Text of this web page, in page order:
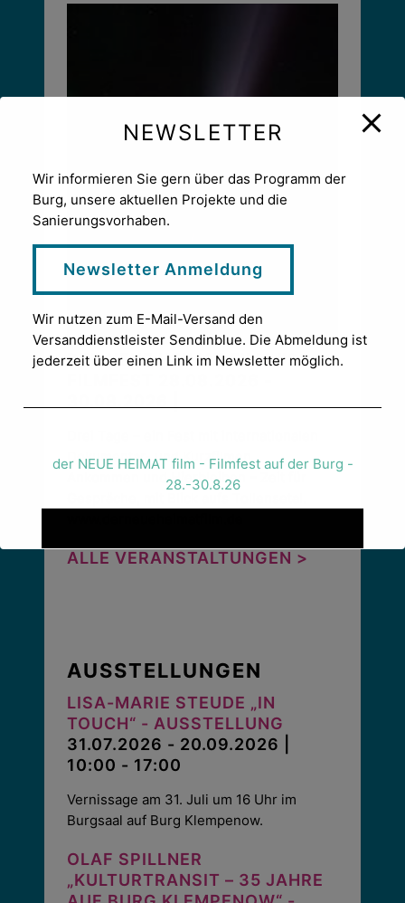
DER NEUE HEIMAT FILM #22
Dokumentar- und Kurzfilmen
Ankommen und Hierbleiben – Zeit für
ALLE VERANSTALTUNGEN >
AUSSTELLUNGEN
LISA-MARIE STEUDE „IN
TOUCH“ - AUSSTELLUNG
31.07.2026 - 20.09.2026 |
10:00 - 17:00
Vernissage am 31. Juli um 16 Uhr im
Burgsaal auf Burg Klempenow.
OLAF SPILLNER
„KULTURTRANSIT – 35 JAHRE
NEWSLETTER
Wir informieren Sie gern über das Programm der
Burg, unsere aktuellen Projekte und die
Sanierungsvorhaben.
Newsletter Anmeldung
Wir nutzen zum E-Mail-Versand den
Versanddienstleister Sendinblue. Die Abmeldung ist
jederzeit über einen Link im Newsletter möglich.
der NEUE HEIMAT film - Filmfest auf der Burg -
28.-30.8.26